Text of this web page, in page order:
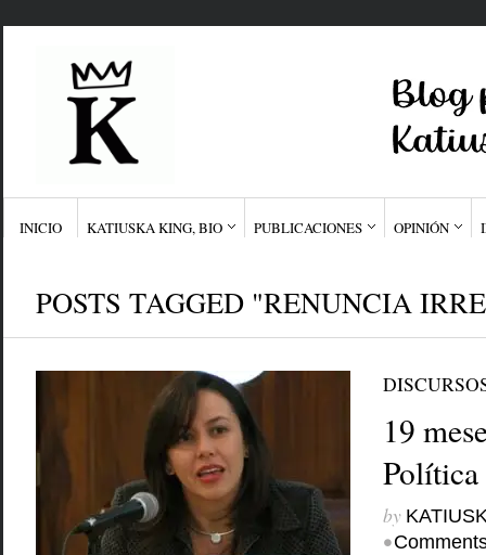
INICIO KATIUSKA KING, BIO PUBLICACIONES OPINIÓN
POSTS TAGGED "RENUNCIA
19
by
•